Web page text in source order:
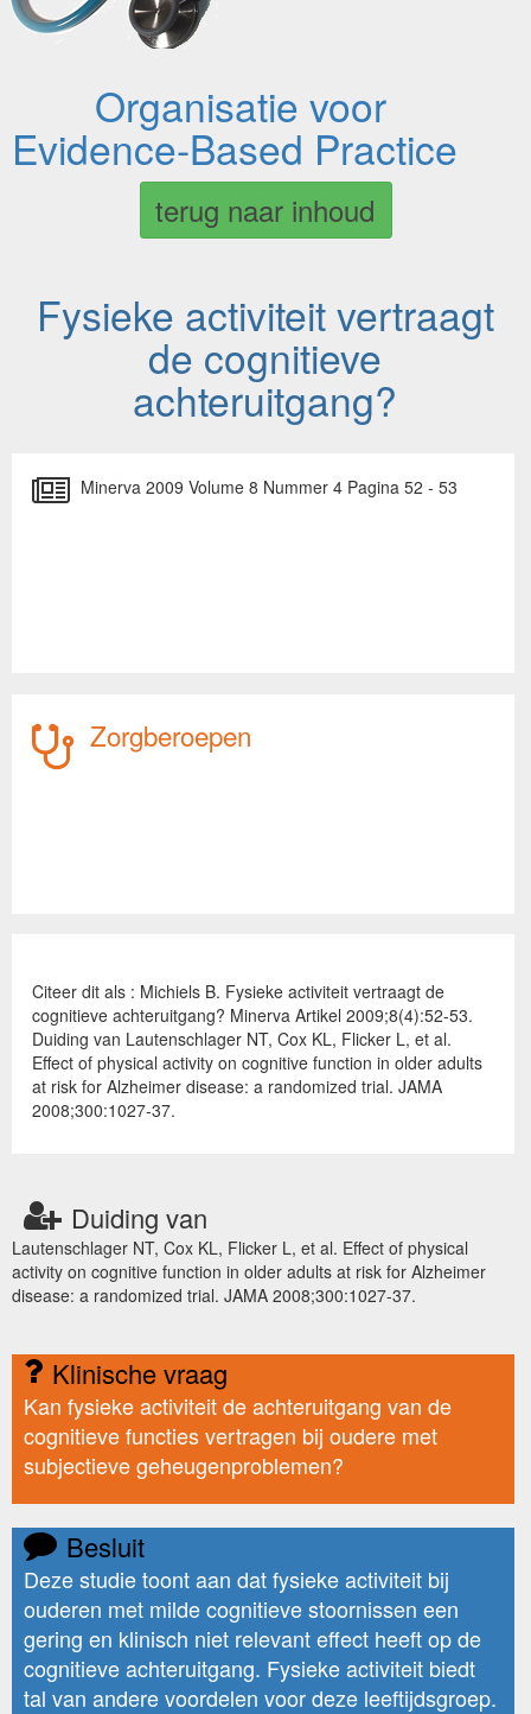
Organisatie voor
Evidence-Based Practice
terug naar inhoud
Fysieke activiteit vertraagt
de cognitieve
achteruitgang?
Minerva 2009 Volume 8 Nummer 4 Pagina 52 - 53
Zorgberoepen
Citeer dit als : Michiels B. Fysieke activiteit vertraagt de
cognitieve achteruitgang? Minerva Artikel 2009;8(4):52-53.
Duiding van Lautenschlager NT, Cox KL, Flicker L, et al.
Effect of physical activity on cognitive function in older adults
at risk for Alzheimer disease: a randomized trial. JAMA
2008;300:1027-37.
Duiding van
Lautenschlager NT, Cox KL, Flicker L, et al. Effect of physical
activity on cognitive function in older adults at risk for Alzheimer
disease: a randomized trial. JAMA 2008;300:1027-37.
Klinische vraag
Kan fysieke activiteit de achteruitgang van de
cognitieve functies vertragen bij oudere met
subjectieve geheugenproblemen?
Besluit
Deze studie toont aan dat fysieke activiteit bij
ouderen met milde cognitieve stoornissen een
gering en klinisch niet relevant effect heeft op de
cognitieve achteruitgang. Fysieke activiteit biedt
tal van andere voordelen voor deze leeftijdsgroep.